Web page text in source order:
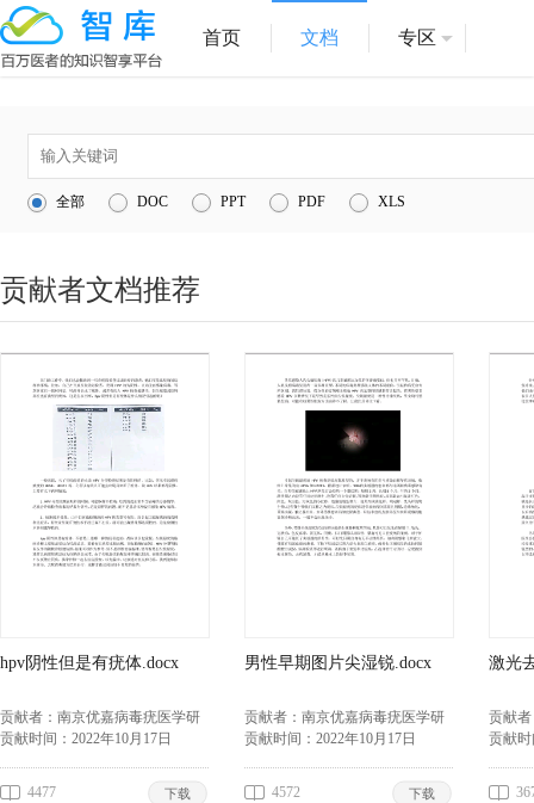
首页 文档 专区
1
医院管理
4
互联网医院
全部 DOC PPT PDF XLS
贡献者文档推荐
hpv阴性但是有疣体.docx
贡献者： 南京优嘉病毒疣医学研
究所李兴春
贡献时间： 2022年10月17日
4477 下载
男性早期图片尖湿锐.docx
贡献者： 南京优嘉病毒疣医学研
究所李兴春
贡献时间： 2022年10月17日
4572 下载
激光
贡献
究所
贡献